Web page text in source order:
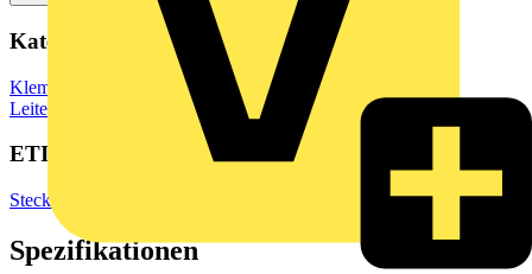
Kategorien
Klemmen, Steckverbinder & Verbindungselemente
Leiterplattensteckverbinder
ETIM Group
Steckverbinder
Spezifikationen